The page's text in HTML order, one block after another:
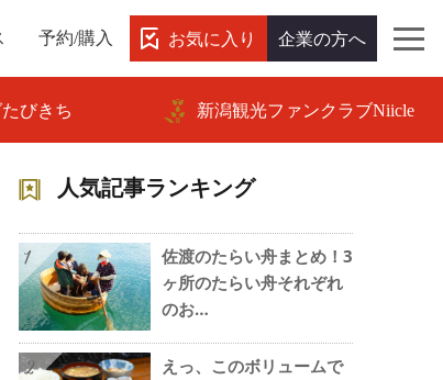
予約/購入 お気に入り 企業の方へ
びきち 新潟観光ファンクラブNiicle
人気記事ランキング
1
佐渡のたらい舟まとめ！3
ヶ所のたらい舟それぞれ
のお…
2
えっ、このボリュームで